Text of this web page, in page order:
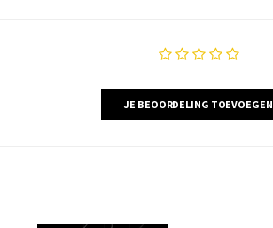
JE BEOORDELING TOEVOEGEN